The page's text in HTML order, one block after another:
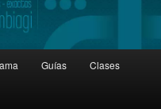
Guías Clases